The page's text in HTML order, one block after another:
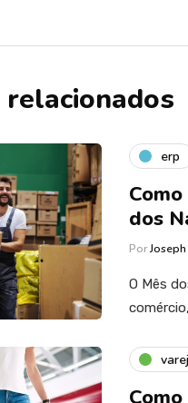
erp
dos
Por
O Mês